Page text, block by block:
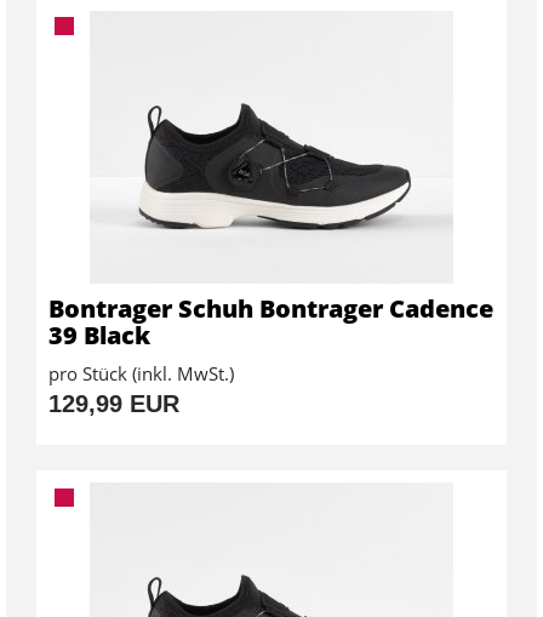
Bontrager Schuh Bontrager Cadence
39 Black
pro Stück (inkl. MwSt.)
129,99 EUR